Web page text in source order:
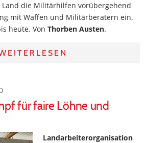
die Militärhilfen vorübergehend
mit Waffen und Militärberatern ein.
heute. Von Thorben Austen.
für faire Löhne und
Landarbeiterorganisation